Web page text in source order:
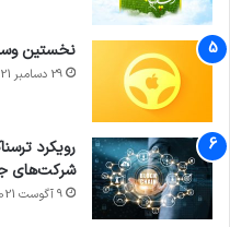
نخستین
29 دسامبر 2021
رویکرد
شرکت‌های
9 آگوست 2021